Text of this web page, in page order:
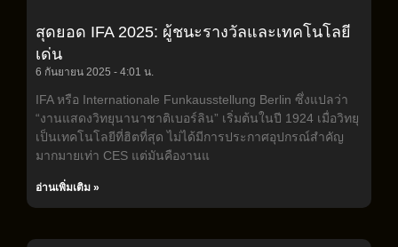
สุดยอด IFA 2025: ผู้ชนะรางวัลและเทคโนโลยี
เด่น
6 กันยายน 2025 4:01 น.
IFA หรือ Internationale Funkausstellung Berlin ซึ่งแปลว่า
“งานแสดงวิทยุนานาชาติเบอร์ลิน” เริ่มต้นในปี 1924 เมื่อวิทยุ
เป็นเทคโนโลยีที่ฮิตที่สุด ไม่ได้มีการประกาศอุปกรณ์สำคัญ
มากมายเท่า CES แต่มันคืองานแ
อ่านเพิ่มเติม »